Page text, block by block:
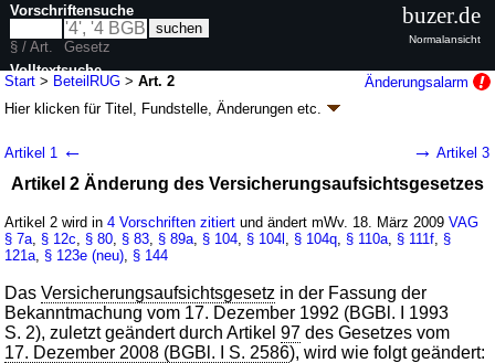
Start > BeteilRUG >Art. 2
Änderungsalarm
Hier klicken fürTitel, Fundstelle, Änderungen etc.
Beteiligungsrichtlinie (BeteilRUG
G. v. 12.03.2009BGBl. I S. 470 ( Nr. 13); Geltung ab 18.03.2009,
8 Änderungen | Drucksachen / Entwurf / Begründung |
wird in 17 Vorschriften zitiert
Artikel 1 ← → Artikel 3
Artikel 2 Änderung des Versicherungsaufsichtsgesetzes
Artikel 2 wird in4 Vorschriften zitiert und ändert mWv. 18. März 2009VAG
§ 7a § 12c § 80 § 83 § 89a § 104 § 104l § 104q § 110a § 111f §
121a § 123e (neu) § 144
DasVersicherungsaufsichtsgesetz in der Fassung der
Bekanntmachung vom 17. Dezember 1992 (BGBl. I 1993
S. 2), zuletzt geändert durch Artikel97 des Gesetzes vom
17. Dezember 2008 (BGBl. I S. 2586), wird wie folgt geändert:
Vorschriftensuche
§ / Art.
Gesetz
Volltextsuche
nur in BeteilRUG
buzer.de
Normalansicht